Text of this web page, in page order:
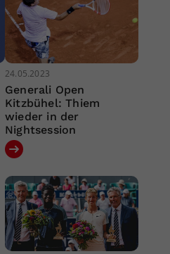
24.05.2023
Generali Open
Kitzbühel: Thiem
wieder in der
Nightsession